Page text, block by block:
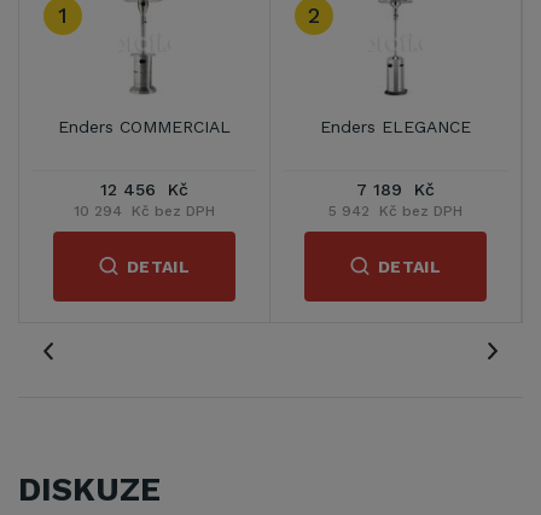
1
Enders COMMERCIAL
12 456 Kč
10 294 Kč bez DPH
DETAIL
2
Enders ELEGANCE
7 189 Kč
5 942 Kč bez DPH
DETAIL
DISKUZE